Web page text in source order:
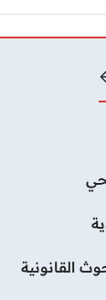
القانونية